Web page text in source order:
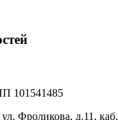
101541485
Фроликова, д.11,